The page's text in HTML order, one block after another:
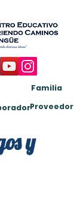
Familia
Proveedor
y